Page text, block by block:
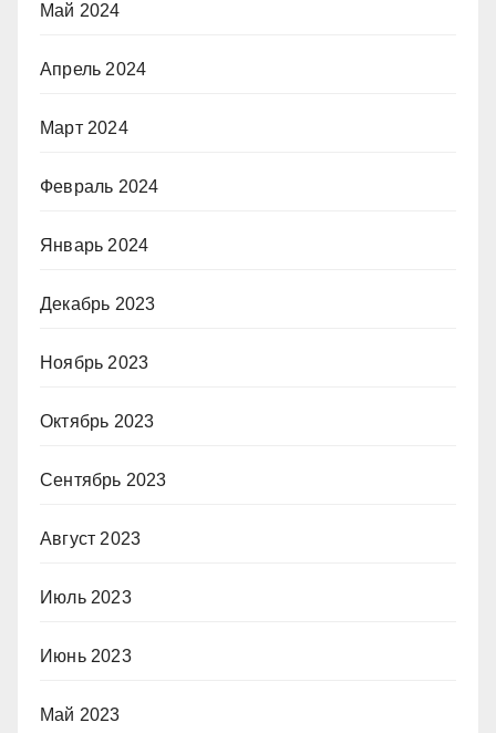
Май 2024
Апрель 2024
Март 2024
Февраль 2024
Январь 2024
Декабрь 2023
Ноябрь 2023
Октябрь 2023
Сентябрь 2023
Август 2023
Июль 2023
Июнь 2023
Май 2023